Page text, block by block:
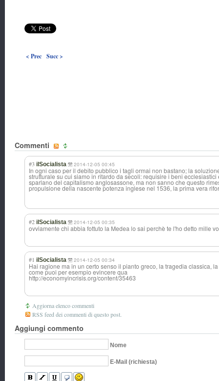
< Prec Succ >
Commenti
#3 ilSocialista 2014-12-05 00:45
In ogni caso per il debito pubblico i tagli ormai non bastano; la
strutturale su cui siamo in ritardo da secoli: requisire i beni
sparlano del capitalismo anglosassone, ma non sanno che questo
propulsione della nascente potenza inglese nel 1536, la prima vera
#2 ilSocialista 2014-12-05 00:35
ovviamente chi abbia fottuto la Medea lo sai perchè te l'ho detto mille
#1 ilSocialista 2014-12-05 00:34
Hai ragione ma in un certo senso il pianto greco, la tragedia classica,
come puoi per esempio evincere qua
http://economyincrisis.org/content/35463
Aggiorna elenco commenti
RSS feed dei commenti di questo post.
Aggiungi commento
Nome
E-Mail (richiesta)